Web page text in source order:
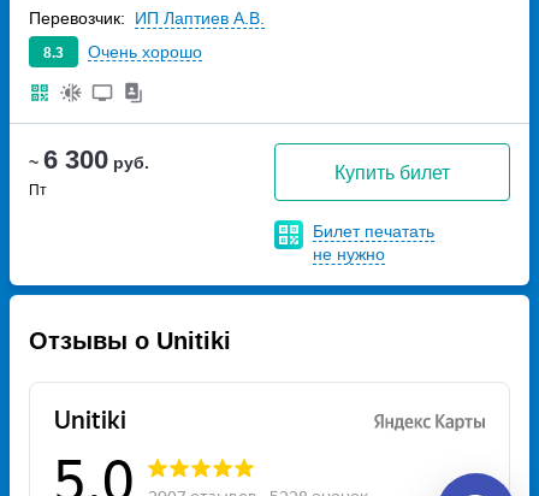
~ 6 300 руб.
Пт
Купить билет
Билет печатать
не нужно
8.3 Очень хорошо
Перевозчик: ИП Лаптиев А.В.
Отзывы о Unitiki